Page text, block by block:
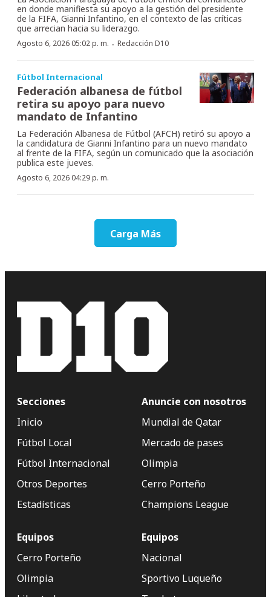
en donde manifiesta su apoyo a la gestión del presidente
de la FIFA, Gianni Infantino, en el contexto de las críticas
que arrecian hacia su liderazgo.
Agosto 6, 2026 05:02 p. m. · Redacción D10
Fútbol Internacional
Federación albanesa de fútbol
retira su apoyo para nuevo
mandato de Infantino
La Federación Albanesa de Fútbol (AFCH) retiró su apoyo a
la candidatura de Gianni Infantino para un nuevo mandato
al frente de la FIFA, según un comunicado que la asociación
publica este jueves.
Agosto 6, 2026 04:29 p. m.
Carga Más
Secciones
Inicio
Fútbol Local
Fútbol Internacional
Otros Deportes
Estadísticas
Anuncie con nosotros
Mundial de Qatar
Mercado de pases
Olimpia
Cerro Porteño
Champions League
Equipos
Cerro Porteño
Olimpia
Equipos
Nacional
Sportivo Luqueño